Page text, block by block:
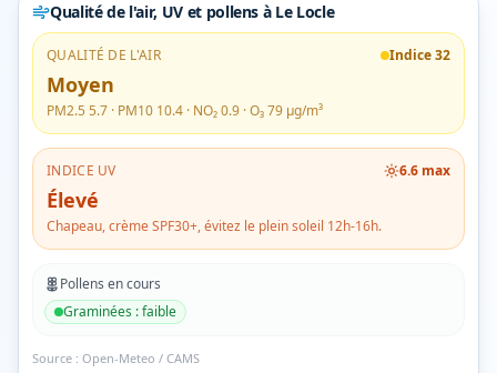
Qualité de l'air, UV et pollens à Le Locle
QUALITÉ DE L'AIR Indice32
Moyen
PM2.5 5.7 · PM10 10.4 · NO₂0.9 · O₃79 µg/m³
INDICE UV 6.6 max
Élevé
Chapeau, crème SPF30+, évitez le plein soleil 12h-16h.
Pollens en cours
Graminées :faible
Source : Open-Meteo / CAMS